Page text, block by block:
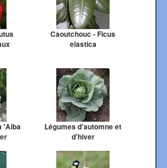
Caoutchouc - Ficus
elastica
'Alba
Légumes d'automne et
d'hiver